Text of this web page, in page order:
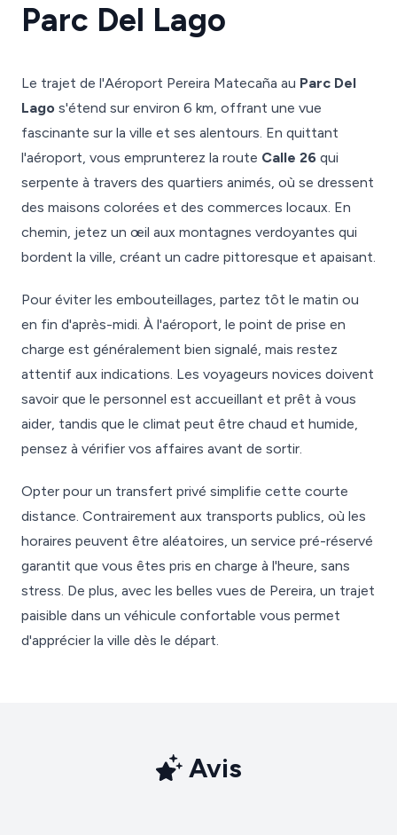
Parc Del Lago
Le trajet de l'Aéroport Pereira Matecaña au Parc Del
Lago s'étend sur environ 6 km, offrant une vue
fascinante sur la ville et ses alentours. En quittant
l'aéroport, vous emprunterez la route Calle 26 qui
serpente à travers des quartiers animés, où se dressent
des maisons colorées et des commerces locaux. En
chemin, jetez un œil aux montagnes verdoyantes qui
bordent la ville, créant un cadre pittoresque et apaisant.
Pour éviter les embouteillages, partez tôt le matin ou
en fin d'après-midi. À l'aéroport, le point de prise en
charge est généralement bien signalé, mais restez
attentif aux indications. Les voyageurs novices doivent
savoir que le personnel est accueillant et prêt à vous
aider, tandis que le climat peut être chaud et humide,
pensez à vérifier vos affaires avant de sortir.
Opter pour un transfert privé simplifie cette courte
distance. Contrairement aux transports publics, où les
horaires peuvent être aléatoires, un service pré-réservé
garantit que vous êtes pris en charge à l'heure, sans
stress. De plus, avec les belles vues de Pereira, un trajet
paisible dans un véhicule confortable vous permet
d'apprécier la ville dès le départ.
Avis